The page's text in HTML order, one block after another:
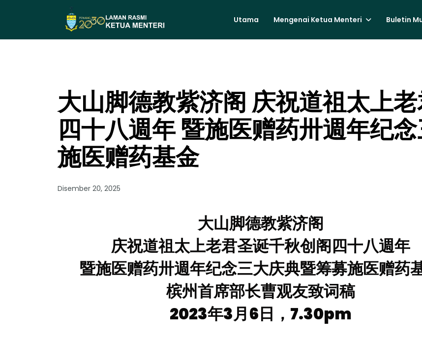
Utama Mengenai Ketua Menteri Buletin
大山脚德教紫济阁 庆祝道祖太上
四十八週年 暨施医赠药卅週年纪
施医赠药基金
Disember 20, 2025
大山脚德教紫济阁
庆祝道祖太上老君圣诞千秋创阁四十八週年
暨施医赠药卅週年纪念三大庆典暨筹募施医赠药
槟州首席部长曹观友致词稿
2023年3月6日， 7.30pm